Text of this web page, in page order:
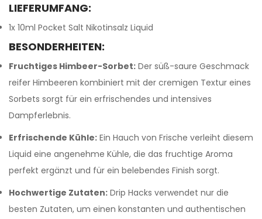
LIEFERUMFANG:
1x 10ml Pocket Salt Nikotinsalz Liquid
BESONDERHEITEN:
Fruchtiges Himbeer-Sorbet: Der süß-saure Geschmack
reifer Himbeeren kombiniert mit der cremigen Textur eines
Sorbets sorgt für ein erfrischendes und intensives
Dampferlebnis.
Erfrischende Kühle: Ein Hauch von Frische verleiht diesem
Liquid eine angenehme Kühle, die das fruchtige Aroma
perfekt ergänzt und für ein belebendes Finish sorgt.
Hochwertige Zutaten: Drip Hacks verwendet nur die
besten Zutaten, um einen konstanten und authentischen